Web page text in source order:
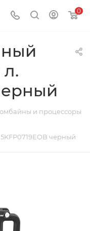
0
л.
и процессоры
черный